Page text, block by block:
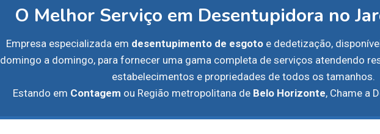
O Melhor Serviço em Desentupidora no
Empresa especializada em desentupimento de esgotoe dedetização,
domingo a domingo, para fornecer uma gama completa de serviços atendendo
estabelecimentos e propriedades de todos os tamanhos.
Estando em Contagem ou Região metropolitana de Belo Horizonte, Chame a